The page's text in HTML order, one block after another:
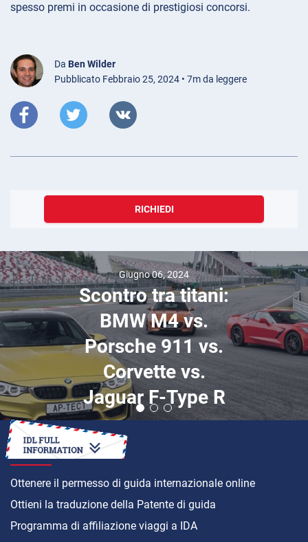
spesso premi in occasione di prestigiosi concorsi.
Da Ben Wilder
Pubblicato Febbraio 25, 2024 • 7m da leggere
RICHIEDI
Giugno 06, 2024
Scontro tra titani:
BMW M4 vs.
Porsche 911 vs.
Corvette vs.
Jaguar F-Type R
COME
Ottenere il permesso di guida internazionale online
Ottieni la traduzione della Patente di guida
Programma di affiliazione viaggi a IDA